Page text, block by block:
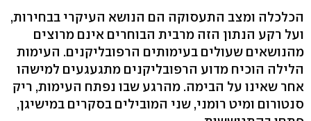
הכלכלה ומצב התעסוקה הם הנושא העיקרי בבחירות,
ועל רקע הנתון הזה מרבית הבוחרים אינם מרוצים
מהנושאים שעולים בעימותים הרפובליקנים. העימות
הלילה הוכיח מדוע הרפובליקנים מתגעגעים למישהו
אחר שאינו על הבימה. מהרגע שבו נפתח העימות, ריק
סנטורום ומיט רומני, שני המובילים בסקרים במישיגן,